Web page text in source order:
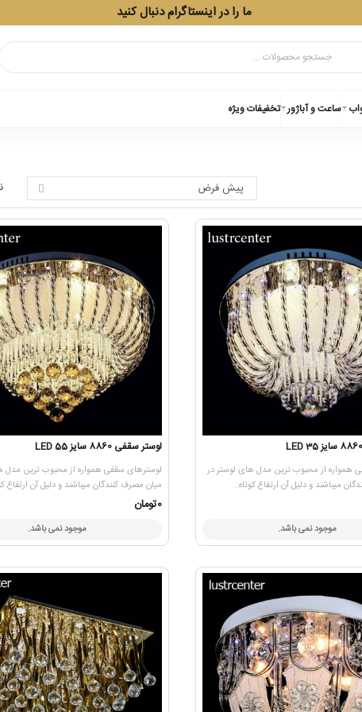
ما را در اینستاگرام دنبال کنید
ساعت و آباژور تخفیفات ویژه
همواره از محبوب ترین مدل های لوستر در
میباشند و دلیل آن ارتفاع کوتاه..
موجود نمی باشد.
لوستر سقفی 8860 سایز 55 LED
لوسترهای سقفی همواره از محبوب ترین مدل
میان مصرف کنندگان میباشند و دلیل آن ارتفاع
0تومان
موجود نمی باشد.